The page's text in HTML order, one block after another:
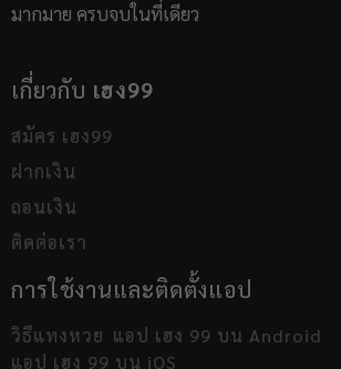
มากมาย ครบจบในที่เดียว
เกี่ยวกับ เฮง99
สมัคร เฮง99
ฝากเงิน
ถอนเงิน
ติดต่อเรา
การใช้งานและติดตั้งแอป
วิธีแทงหวย แอป เฮง 99 บน Android
แอป เฮง 99 บน iOS